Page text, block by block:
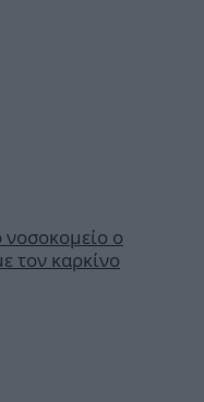
ο
τον καρκίνο